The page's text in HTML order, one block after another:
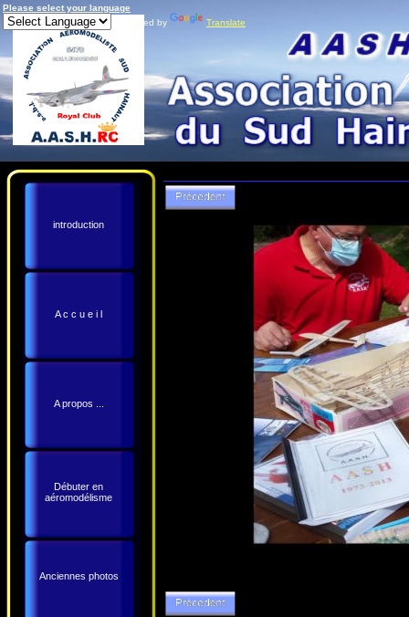
Please select your language
Powered by
Translate
introduction
A c c u e i l
A propos ...
Débuter en
aéromodélisme
Anciennes photos